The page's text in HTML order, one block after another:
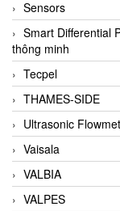
Sensors
Smart Differential
thông minh
Tecpel
THAMES-SIDE
Ultrasonic
Vaisala
VALBIA
VALPES